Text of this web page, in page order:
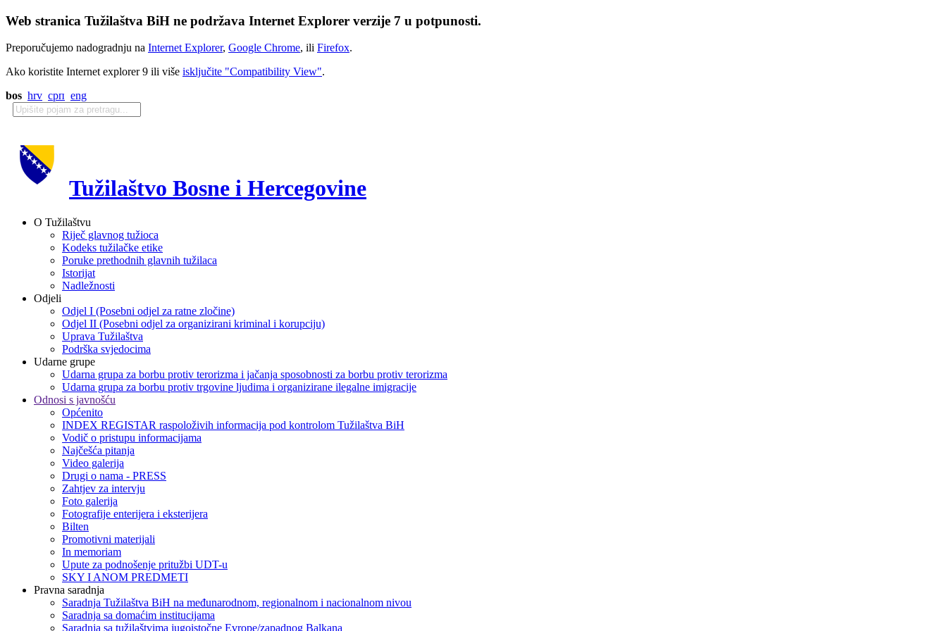
Web stranica Tužilaštva BiH ne podržava Internet Explorer verzije 7 u potpunosti.
Preporučujemo nadogradnju na Internet Explorer, Google Chrome, ili Firefox.
Ako koristite Internet explorer 9 ili više isključite "Compatibility View".
bos hrv срп eng
Tužilaštvo Bosne i Hercegovine
O Tužilaštvu
Riječ glavnog tužioca
Kodeks tužilačke etike
Poruke prethodnih glavnih tužilaca
Istorijat
Nadležnosti
Odjeli
Odjel I (Posebni odjel za ratne zločine)
Odjel II (Posebni odjel za organizirani kriminal i korupciju)
Uprava Tužilaštva
Podrška svjedocima
Udarne grupe
Udarna grupa za borbu protiv terorizma i jačanja sposobnosti za borbu protiv terorizma
Udarna grupa za borbu protiv trgovine ljudima i organizirane ilegalne imigracije
Odnosi s javnošću
Općenito
INDEX REGISTAR raspoloživih informacija pod kontrolom Tužilaštva BiH
Vodič o pristupu informacijama
Najčešća pitanja
Video galerija
Drugi o nama - PRESS
Zahtjev za intervju
Foto galerija
Fotografije enterijera i eksterijera
Bilten
Promotivni materijali
In memoriam
Upute za podnošenje pritužbi UDT-u
SKY I ANOM PREDMETI
Pravna saradnja
Saradnja Tužilaštva BiH na međunarodnom, regionalnom i nacionalnom nivou
Saradnja sa domaćim institucijama
Saradnja sa tužilaštvima jugoistočne Evrope/zapadnog Balkana